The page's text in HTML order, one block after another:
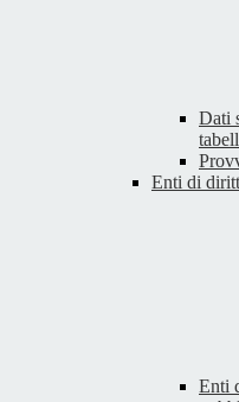
Dati
Enti di
Enti